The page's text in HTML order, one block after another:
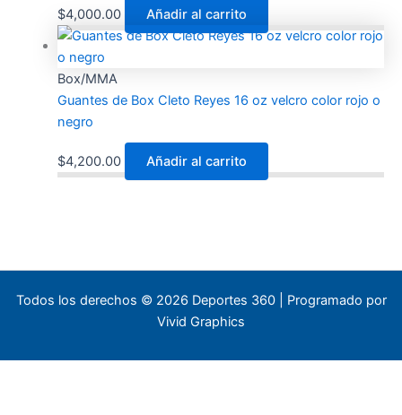
$4,000.00 Añadir al carrito
Box/MMA
Guantes de Box Cleto Reyes 16 oz velcro color rojo o
negro
$4,200.00 Añadir al carrito
Todos los derechos © 2026 Deportes 360 | Programado por
Vivid Graphics